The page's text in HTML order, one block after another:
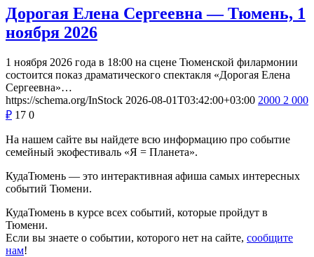
Дорогая Елена Сергеевна — Тюмень, 1
ноября 2026
1 ноября 2026 года в 18:00 на сцене Тюменской филармонии
состоится показ драматического спектакля «Дорогая Елена
Сергеевна»…
https://schema.org/InStock 2026-08-01T03:42:00+03:00 2000 2 000
₽ 17 0
На нашем сайте вы найдете всю информацию про событие
семейный экофестиваль «Я = Планета».
КудаТюмень — это интерактивная афиша самых интересных
событий Тюмени.
КудаТюмень в курсе всех событий, которые пройдут в
Тюмени.
Если вы знаете о событии, которого нет на сайте, сообщите
нам!